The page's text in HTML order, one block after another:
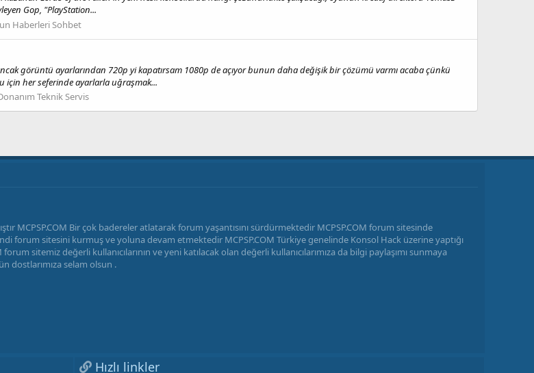
Gop, "PlayStation...
Haberleri Sohbet
görüntü ayarlarından 720p yi kapatırsam 1080p de açıyor bunun daha değişik bir çözümü varmı acaba çünkü
için her seferinde ayarlarla uğraşmak...
Teknik Servis
MCPSP.COM Bir çok badereler atlatarak forum yaşantısını sürdürmektedir MCPSP.COM forum sitesinde
forum sitesini kurmuş ve yoluna devam etmektedir MCPSP.COM Türkiye genelinde Konsol Hack üzerine yaptığı
sitemiz değerli kullanıcılarının ve yeni katılacak olan değerli kullanıcılarımıza da bilgi paylaşımı sunmaya
dostlarımıza selam olsun .
Hızlı linkler